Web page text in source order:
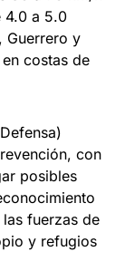
4.0 a 5.0
Guerrero y
costas de
con
posibles
fuerzas de
y refugios